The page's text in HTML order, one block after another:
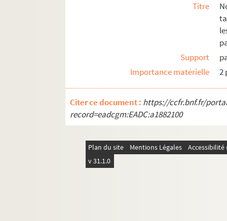
Titre
Support
Importance matérielle
2
Citer ce document : https://ccfr.bnf.fr/
record=eadcgm:EADC:a1882100
Plan du site Mentions Légales
v 31.1.0